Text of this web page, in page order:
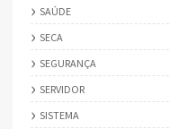
SAÚDE
SECA
SEGURANÇA
SERVIDOR
SISTEMA